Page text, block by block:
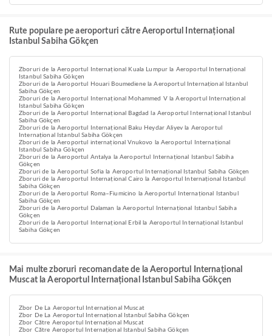
Rute populare pe aeroporturi către Aeroportul Internațional
Istanbul Sabiha Gökçen
Zboruri de la Aeroportul Internațional Kuala Lumpur la Aeroportul Internațional
Istanbul Sabiha Gökçen
Zboruri de la Aeroportul Houari Boumediene la Aeroportul Internațional Istanbul
Sabiha Gökçen
Zboruri de la Aeroportul Internațional Mohammed V la Aeroportul Internațional
Istanbul Sabiha Gökçen
Zboruri de la Aeroportul Internațional Bagdad la Aeroportul Internațional Istanbul
Sabiha Gökçen
Zboruri de la Aeroportul Internațional Baku Heydar Aliyev la Aeroportul
Internațional Istanbul Sabiha Gökçen
Zboruri de la Aeroportul internațional Vnukovo la Aeroportul Internațional
Istanbul Sabiha Gökçen
Zboruri de la Aeroportul Antalya la Aeroportul Internațional Istanbul Sabiha
Gökçen
Zboruri de la Aeroportul Sofia la Aeroportul Internațional Istanbul Sabiha Gökçen
Zboruri de la Aeroportul Internațional Cairo la Aeroportul Internațional Istanbul
Sabiha Gökçen
Zboruri de la Aeroportul Roma–Fiumicino la Aeroportul Internațional Istanbul
Sabiha Gökçen
Zboruri de la Aeroportul Dalaman la Aeroportul Internațional Istanbul Sabiha
Gökçen
Zboruri de la Aeroportul Internațional Erbil la Aeroportul Internațional Istanbul
Sabiha Gökçen
Mai multe zboruri recomandate de la Aeroportul Internațional
Muscat la Aeroportul Internațional Istanbul Sabiha Gökçen
Zbor De La Aeroportul Internațional Muscat
Zbor De La Aeroportul Internațional Istanbul Sabiha Gökçen
Zbor Către Aeroportul Internațional Muscat
Zbor Către Aeroportul Internațional Istanbul Sabiha Gökçen